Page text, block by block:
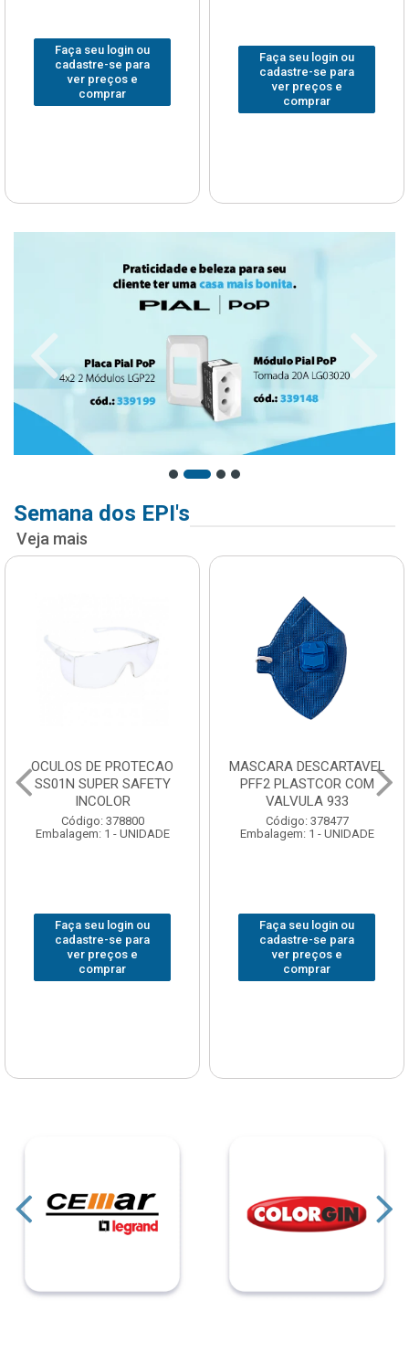
Faça seu login ou
cadastre-se para
ver preços e
comprar
Faça seu login ou
cadastre-se para
ver preços e
comprar
Semana dos EPI's
Veja mais
OCULOS DE PROTECAO
SS01N SUPER SAFETY
INCOLOR
Código: 378800
Embalagem: 1 - UNIDADE
Faça seu login ou
cadastre-se para
ver preços e
comprar
MASCARA DESCARTAVEL
PFF2 PLASTCOR COM
VALVULA 933
Código: 378477
Embalagem: 1 - UNIDADE
Faça seu login ou
cadastre-se para
ver preços e
comprar